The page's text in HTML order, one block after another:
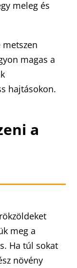
meleg és
magas a
hajtásokon.
a
meg a
Ha túl sokat
növény